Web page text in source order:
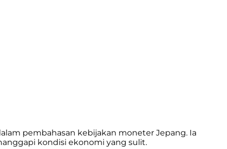
pembahasan kebijakan moneter Jepang. Ia
kondisi ekonomi yang sulit.